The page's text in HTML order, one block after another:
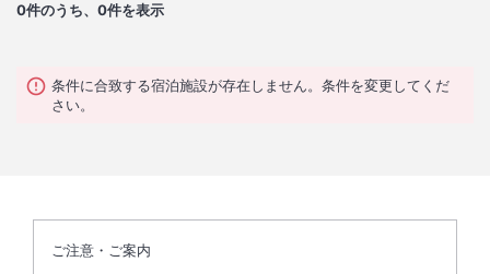
0件のうち、0件を表示
条件に合致する宿泊施設が存在しません。条件を変更してくだ
さい。
ご注意・ご案内